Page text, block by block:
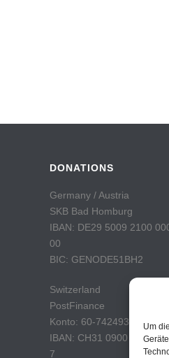
Um
DONATIONS
Germany / Austria
SKB Bad Homburg
IBAN: DE29 5009 2100
00
BIC: GENODE51BH2
Switzerland
PostFinance
Konto: 60-742493-7
IBAN: CH31 0900 0000
7